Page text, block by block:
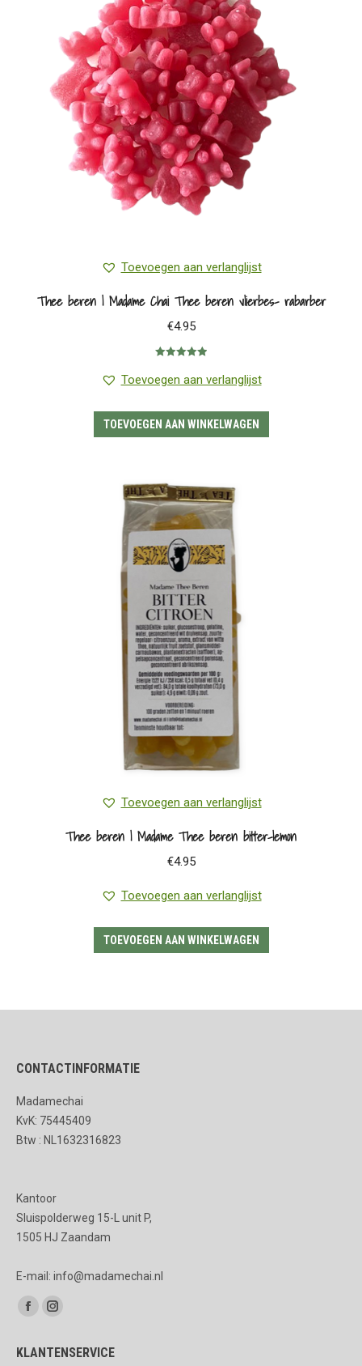
Toevoegen aan verlanglijst
Thee beren | Madame Chai Thee beren vlierbes- rabarber
€4.95
5.00 uit 5
Toevoegen aan verlanglijst
TOEVOEGEN AAN WINKELWAGEN
Toevoegen aan verlanglijst
Thee beren | Madame Thee beren bitter-lemon
€4.95
Toevoegen aan verlanglijst
TOEVOEGEN AAN WINKELWAGEN
CONTACTINFORMATIE
Madamechai
KvK: 75445409
Btw : NL1632316823
Kantoor
Sluispolderweg 15-L unit P,
1505 HJ Zaandam
E-mail: info@madamechai.nl
Vind ons op:
Facebook
opens
Instagram
opens
KLANTENSERVICE